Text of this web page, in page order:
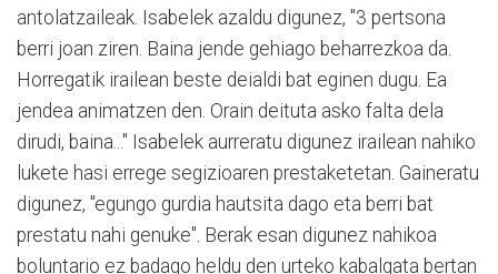
antolatzaileak. Isabelek azaldu digunez, "3 pertsona
berri joan ziren. Baina jende gehiago beharrezkoa da.
Horregatik irailean beste deialdi bat eginen dugu. Ea
jendea animatzen den. Orain deituta asko falta dela
dirudi, baina..." Isabelek aurreratu digunez irailean nahiko
lukete hasi errege segizioaren prestaketetan. Gaineratu
digunez, "egungo gurdia hautsita dago eta berri bat
prestatu nahi genuke". Berak esan digunez nahikoa
boluntario ez badago heldu den urteko kabalgata bertan